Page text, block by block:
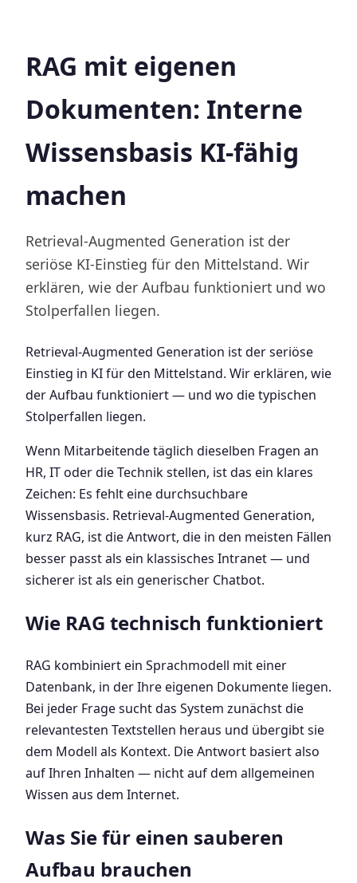
RAG mit eigenen
Dokumenten: Interne
Wissensbasis KI-fähig
machen
Retrieval-Augmented Generation ist der
seriöse KI-Einstieg für den Mittelstand. Wir
erklären, wie der Aufbau funktioniert und wo
Stolperfallen liegen.
Retrieval-Augmented Generation ist der seriöse
Einstieg in KI für den Mittelstand. Wir erklären, wie
der Aufbau funktioniert — und wo die typischen
Stolperfallen liegen.
Wenn Mitarbeitende täglich dieselben Fragen an
HR, IT oder die Technik stellen, ist das ein klares
Zeichen: Es fehlt eine durchsuchbare
Wissensbasis. Retrieval-Augmented Generation,
kurz RAG, ist die Antwort, die in den meisten Fällen
besser passt als ein klassisches Intranet — und
sicherer ist als ein generischer Chatbot.
Wie RAG technisch funktioniert
RAG kombiniert ein Sprachmodell mit einer
Datenbank, in der Ihre eigenen Dokumente liegen.
Bei jeder Frage sucht das System zunächst die
relevantesten Textstellen heraus und übergibt sie
dem Modell als Kontext. Die Antwort basiert also
auf Ihren Inhalten — nicht auf dem allgemeinen
Wissen aus dem Internet.
Was Sie für einen sauberen
Aufbau brauchen